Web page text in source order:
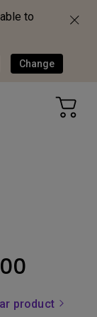
to
Change
product